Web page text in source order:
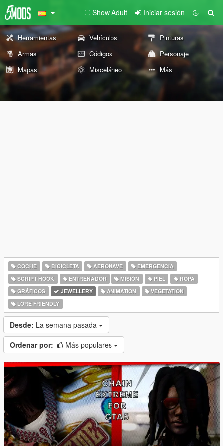
Show Adult Iniciar sesión
Herramientas Vehículos
Pinturas
Armas
Códigos
Personaje
Mapas
Misceláneo Más
COCHE BICICLETA AERONAVE
EMERGENCIA
SCRIPT HOOK
ENTRENADOR MISIÓN PIEL
ROPA
GRÁFICOS
JEWELLERY ANIMATION
VEGETATION
LORE FRIENDLY
Desde: La semana pasada
Ordenar por: Más populares